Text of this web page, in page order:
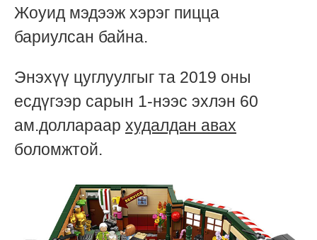
Жоуид мэдээж хэрэг пицца
бариулсан байна.
Энэхүү цуглуулгыг та 2019 оны
есдүгээр сарын 1-нээс эхлэн 60
ам.доллараар худалдан авах
боломжтой.